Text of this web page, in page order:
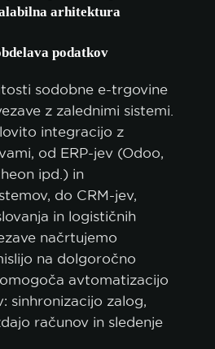
arhitektura
podatkov
sodobne e-trgovine
z zalednimi sistemi.
integracijo z
od ERP-jev (Odoo,
ipd.) in
do CRM-jev,
in logističnih
načrtujemo
na dolgoročno
avtomatizacijo
sinhronizacijo zalog,
računov in sledenje
NUJNE